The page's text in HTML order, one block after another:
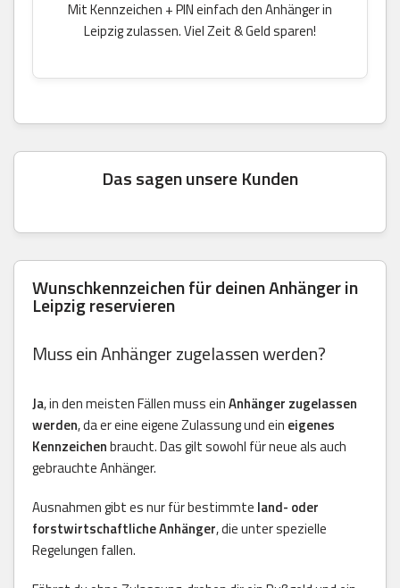
Mit Kennzeichen + PIN einfach den Anhänger in
Leipzig zulassen. Viel Zeit & Geld sparen!
Das sagen unsere Kunden
Wunschkennzeichen für deinen Anhänger in
Leipzig reservieren
Muss ein Anhänger zugelassen werden?
Ja, in den meisten Fällen muss einAnhänger zugelassen
werden, da er eine eigene Zulassung und ein eigenes
Kennzeichenbraucht. Das gilt sowohl für neue als auch
gebrauchte Anhänger.
Ausnahmen gibt es nur für bestimmte land- oder
forstwirtschaftliche Anhänger, die unter spezielle
Regelungen fallen.